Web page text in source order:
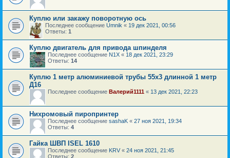
Куплю или закажу поворотную ось
Последнее сообщение Umnik « 19 дек 2021, 00:56
Ответы: 1
Куплю двигатель для привода шпинделя
Последнее сообщение N1X « 18 дек 2021, 23:29
Ответы: 14
Куплю 1 метр алюминиевой трубы 55х3 длинной 1 метр
Д16
Последнее сообщение Валерий1111 « 13 дек 2021, 22:23
Нихромовый пиропринтер
Последнее сообщение sashaK « 27 ноя 2021, 19:34
Ответы: 4
Гайка ШВП ISEL 1610
Последнее сообщение KRV« 24 ноя 2021, 21:45
Ответы: 2